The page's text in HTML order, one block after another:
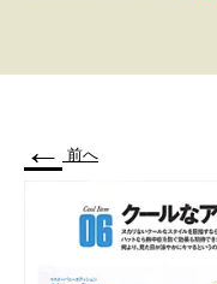
← 前へ